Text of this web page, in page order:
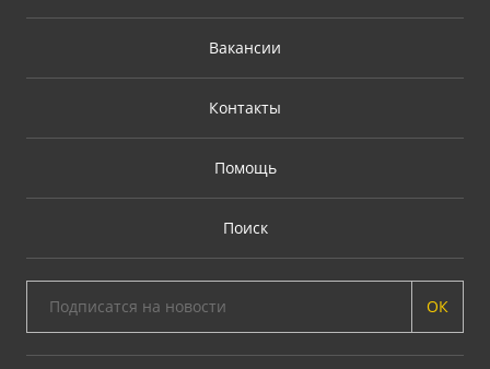
Вакансии
Контакты
Помощь
Поиск
ОК